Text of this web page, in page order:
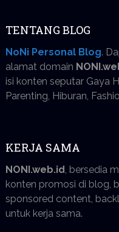
TENTANG BLOG
NoNi Personal Blog.
alamat domain
isi konten seputar Gaya
Parenting, Hiburan,
KERJA SAMA
NONI.web.id, bersedia
konten promosi di blog,
sponsored content,
untuk kerja sama.